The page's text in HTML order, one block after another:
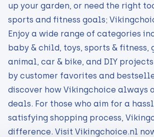
up your garden, or need the right
sports and fitness goals;
Enjoy a wide range of categories
baby & child, toys, sports & fitness,
animal, car & bike, and DIY
by customer favorites and
discover how Vikingchoice always
deals. For those who aim for a
satisfying shopping process,
difference. Visit Vikingchoice.nl